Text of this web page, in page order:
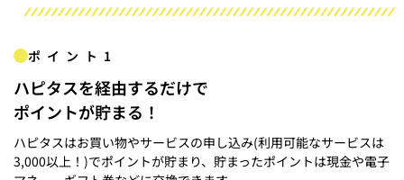
ポイント1
ハピタスを経由するだけで
ポイントが貯まる！
ハピタスはお買い物やサービスの申し込み(利用可能なサービスは
3,000以上！)でポイントが貯まり、貯まったポイントは現金や電子